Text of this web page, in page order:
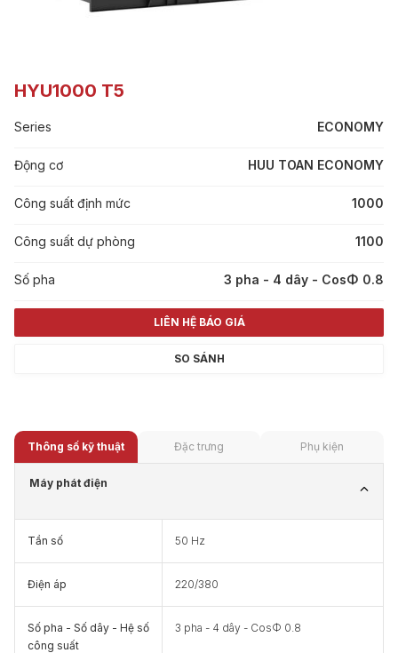
HYU1000 T5
Series ECONOMY
Động cơ HUU TOAN ECONOMY
Công suất định mức 1000
Công suất dự phòng 1100
Số pha 3 pha - 4 dây - CosΦ 0.8
LIÊN HỆ BÁO GIÁ
SO SÁNH
Thông số kỹ thuật Đặc trưng Phụ kiện
Máy phát điện
Tần số 50 Hz
Điện áp 220/380
Số pha - Số dây - Hệ số
công suất
3 pha - 4 dây - CosΦ 0.8